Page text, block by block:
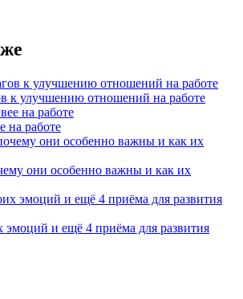
к улучшению отношений на работе
на работе
они особенно важны и как их
эмоций и ещё 4 приёма для развития